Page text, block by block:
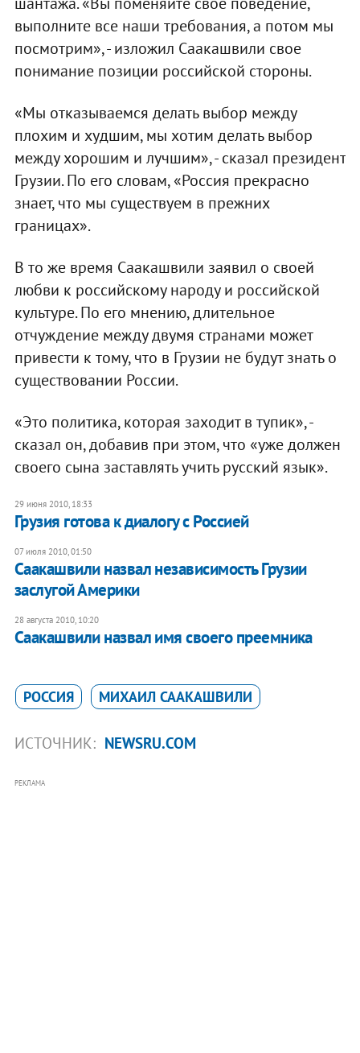
выполните все наши требования, а потом мы
посмотрим», - изложил Саакашвили свое
понимание позиции российской стороны.
«Мы отказываемся делать выбор между
плохим и худшим, мы хотим делать выбор
между хорошим и лучшим», - сказал президент
Грузии. По его словам, «Россия прекрасно
знает, что мы существуем в прежних
границах».
В то же время Саакашвили заявил о своей
любви к российскому народу и российской
культуре. По его мнению, длительное
отчуждение между двумя странами может
привести к тому, что в Грузии не будут знать о
существовании России.
«Это политика, которая заходит в тупик», -
сказал он, добавив при этом, что «уже должен
своего сына заставлять учить русский язык».
29 июня 2010, 18:33
Грузия готова к диалогу с Россией
07 июля 2010, 01:50
Саакашвили назвал независимость Грузии
заслугой Америки
28 августа 2010, 10:20
Саакашвили назвал имя своего преемника
РОССИЯ МИХАИЛ СААКАШВИЛИ
ИСТОЧНИК: NEWSRU.COM
РЕКЛАМА